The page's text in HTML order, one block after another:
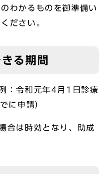
わかるものを御準備い
ださい。
る期間
：令和元年4月1日診療
に申請）
合は時効となり、助成